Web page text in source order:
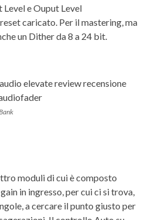
Level e Ouput Level
caricato. Per il mastering, ma
un Dither da 8 a 24 bit.
moduli di cui è composto
in ingresso, per cui ci si trova,
a cercare il punto giusto per